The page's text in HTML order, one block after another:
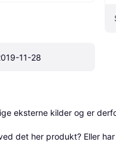
11-28
eksterne kilder og er
det her produkt? Eller